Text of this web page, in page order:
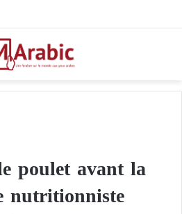
poulet avant la
nutritionniste